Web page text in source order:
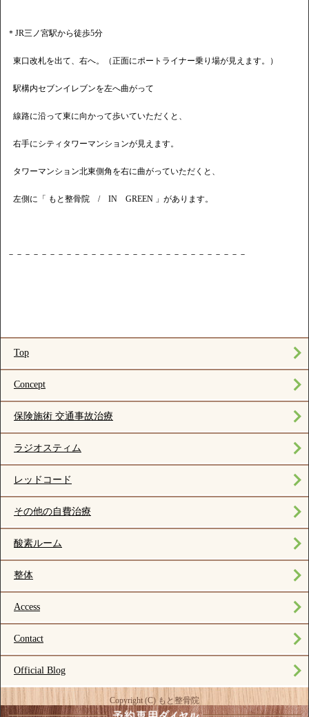
＊JR三ノ宮駅から徒歩5分
東口改札を出て、右へ。（正面にポートライナー乗り場が見えます。）
駅構内セブンイレブンを左へ曲がって
線路に沿って東に向かって歩いていただくと、
右手にシティタワーマンションが見えます。
タワーマンション北東側角を右に曲がっていただくと、
左側に「 もと整骨院 / IN GREEN 」があります。
－－－－－－－－－－－－－－－－－－－－－－－－－－－－－
Top
Concept
保険施術 交通事故治療
ラジオスティム
レッドコード
その他の自費治療
酸素ルーム
整体
Access
Contact
Official Blog
Copyright (C) もと整骨院